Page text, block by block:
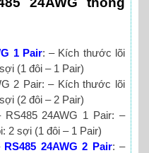
1 Pair: – Kích thước lõi
(1 đôi – 1 Pair)
2 Pair: – Kích thước lõi
(2 đôi – 2 Pair)
RS485 24AWG 1 Pair: –
2 sợi (1 đôi – 1 Pair)
RS485 24AWG 2 Pair: –